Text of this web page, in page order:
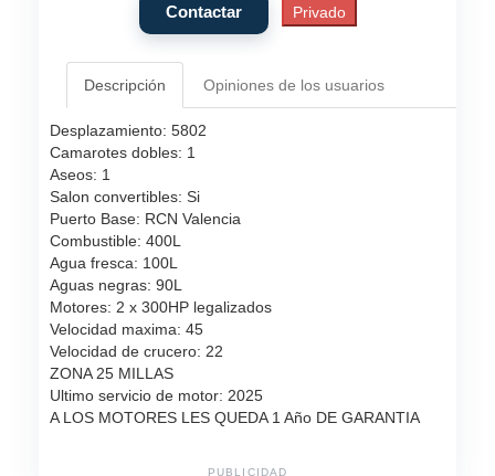
Descripción Opiniones de los usuarios
Desplazamiento: 5802
Camarotes dobles: 1
Aseos: 1
Salon convertibles: Si
Puerto Base: RCN Valencia
Combustible: 400L
Agua fresca: 100L
Aguas negras: 90L
Motores: 2 x 300HP legalizados
Velocidad maxima: 45
Velocidad de crucero: 22
ZONA 25 MILLAS
Ultimo servicio de motor: 2025
A LOS MOTORES LES QUEDA 1 Año DE GARANTIA
PUBLICIDAD